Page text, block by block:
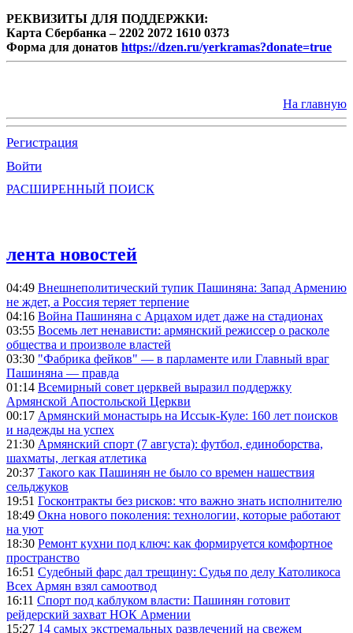
РЕКВИЗИТЫ ДЛЯ ПОДДЕРЖКИ:
Карта Сбербанка – 2202 2072 1610 0373
Форма для донатов https://dzen.ru/yerkramas?donate=true
На главную
Регистрация
Войти
РАСШИРЕННЫЙ ПОИСК
лента новостей
04:49 Внешнеполитический тупик Пашиняна: Запад Армению
не ждет, а Россия теряет терпение
04:16 Война Пашиняна с Арцахом идет даже на стадионах
03:55 Восемь лет ненависти: армянский режиссер о расколе
общества и произволе властей
03:30 "Фабрика фейков" — в парламенте или Главный враг
Пашиняна — правда
01:14 Всемирный совет церквей выразил поддержку
Армянской Апостольской Церкви
00:17 Армянский монастырь на Иссык-Куле: 160 лет поисков
и надежды на успех
21:30 Армянский спорт (7 августа): футбол, единоборства,
шахматы, легкая атлетика
20:37 Такого как Пашинян не было со времен нашествия
сельджуков
19:51 Госконтракты без рисков: что важно знать исполнителю
18:49 Окна нового поколения: технологии, которые работают
на уют
18:30 Ремонт кухни под ключ: как формируется комфортное
пространство
16:51 Судебный фарс дал трещину: Судья по делу Католикоса
Всех Армян взял самоотвод
16:11 Спорт под каблуком власти: Пашинян готовит
рейдерский захват НОК Армении
15:27 14 самых экстремальных развлечений на свежем